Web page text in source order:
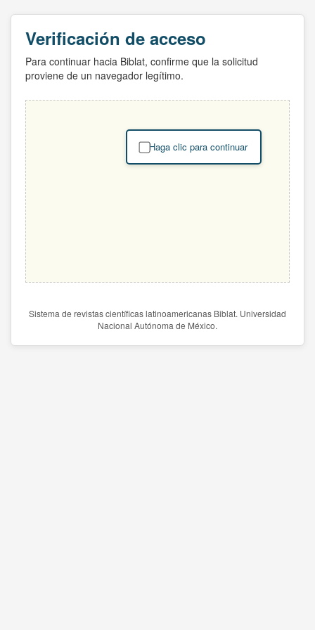
Verificación de acceso
Para continuar hacia Biblat, confirme que la solicitud
proviene de un navegador legítimo.
Haga clic para continuar
Sistema de revistas científicas latinoamericanas Biblat. Universidad
Nacional Autónoma de México.